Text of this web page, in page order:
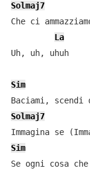
Solmaj7
Che ci
La
Uh, uh, uhuh
Sim
Solmaj7
Sim
Se ogni cosa